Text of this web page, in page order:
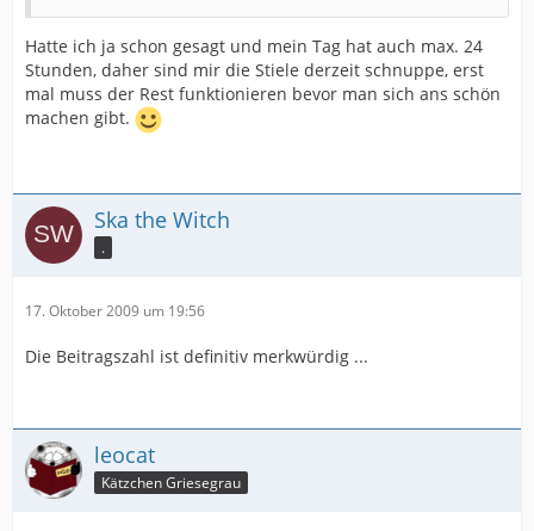
Hatte ich ja schon gesagt und mein Tag hat auch max. 24
Stunden, daher sind mir die Stiele derzeit schnuppe, erst
mal muss der Rest funktionieren bevor man sich ans schön
machen gibt.
Ska the Witch
.
17. Oktober 2009 um 19:56
Die Beitragszahl ist definitiv merkwürdig ...
leocat
Kätzchen Griesegrau